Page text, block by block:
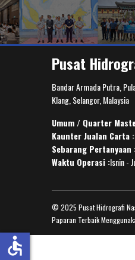
Pusat
Bandar Armada Putra,
Klang, Selangor, Malaysia
Umum / Quarter
Kaunter Jualan Carta :
Sebarang Pertanyaan
Waktu Operasi :Isnin -
© 2025 Pusat Hidrografi
Paparan Terbaik
accessible